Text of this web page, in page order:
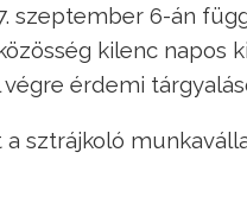
szeptember 6-án
kilenc
érdemi
sztrájkoló